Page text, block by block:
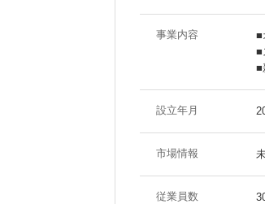
事業内容
■
■
■
設立年月
市場情報
従業員数